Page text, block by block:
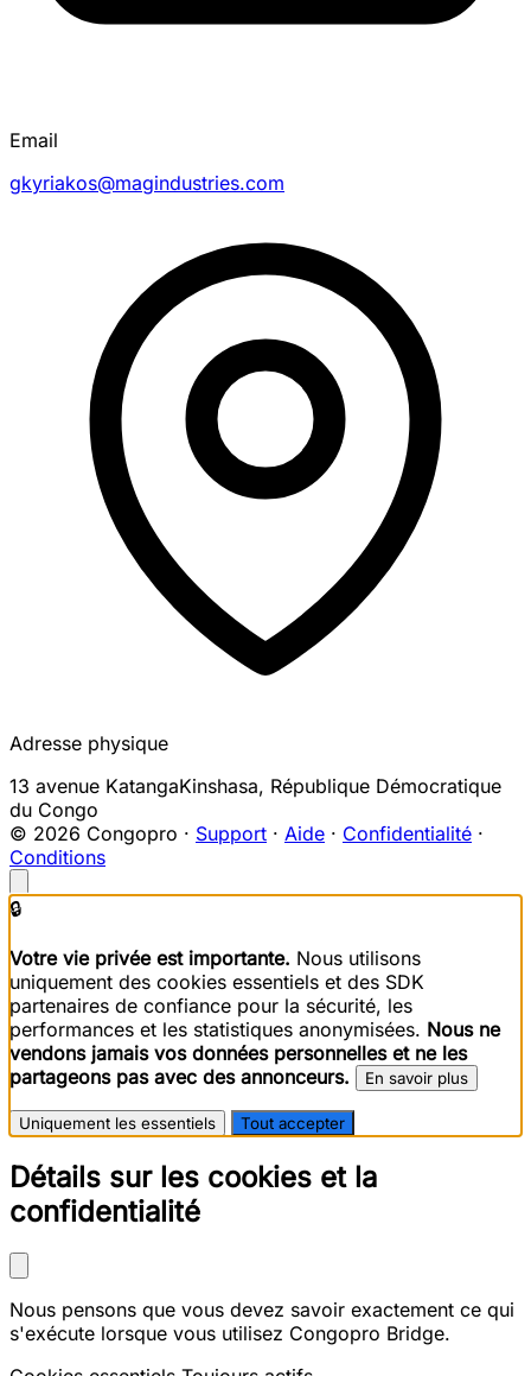
Email
gkyriakos@magindustries.com
Adresse physique
13 avenue KatangaKinshasa, République Démocratique
du Congo
© 2026 Congopro · Support · Aide · Confidentialité ·
Conditions
🔒
Votre vie privée est importante. Nous utilisons
uniquement des cookies essentiels et des SDK
partenaires de confiance pour la sécurité, les
performances et les statistiques anonymisées. Nous ne
vendons jamais vos données personnelles et ne les
partageons pas avec des annonceurs.
En savoir plus
Uniquement les essentiels Tout accepter
Détails sur les cookies et la
confidentialité
Nous pensons que vous devez savoir exactement ce qui
s'exécute lorsque vous utilisez Congopro Bridge.